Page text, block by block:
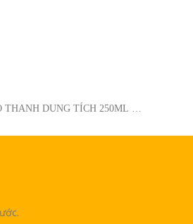
THANH DUNG TÍCH 250ML …